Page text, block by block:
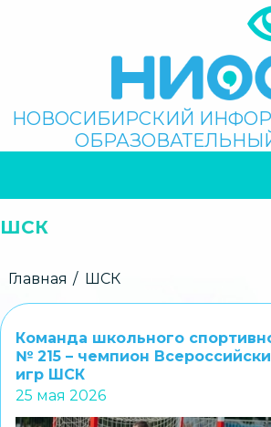
Поиск
НОВОСИБИРСКИЙ
НАВИГАЦИЯ
ШСК
Строка
Главная ШСК
Команда школьного
№ 215 – чемпион
игр ШСК
25 мая 2026